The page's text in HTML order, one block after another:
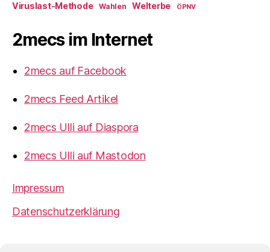
Viruslast-Methode Wahlen Welterbe ÖPNV
2mecs im Internet
2mecs auf Facebook
2mecs Feed Artikel
2mecs Ulli auf Diaspora
2mecs Ulli auf Mastodon
Impressum
Datenschutzerklärung